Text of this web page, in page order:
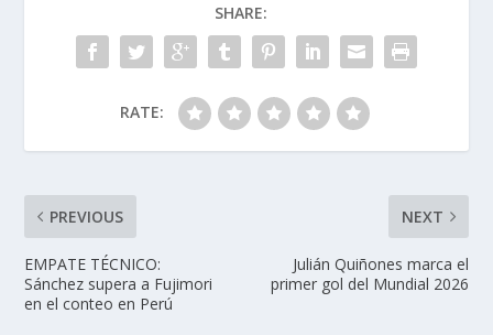
SHARE:
RATE:
PREVIOUS
EMPATE TÉCNICO:
Sánchez supera a Fujimori
en el conteo en Perú
NEXT
Julián Quiñones marca el
primer gol del Mundial 2026